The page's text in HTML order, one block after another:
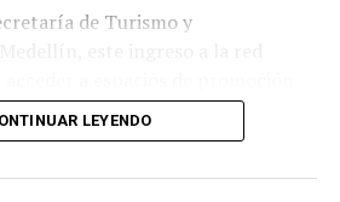
tropical. Ha integrado
álbumTesorosy además recordado
X.
de Turismo y
de buenas prácticas,
y nuevas oportunidades
LEYENDO